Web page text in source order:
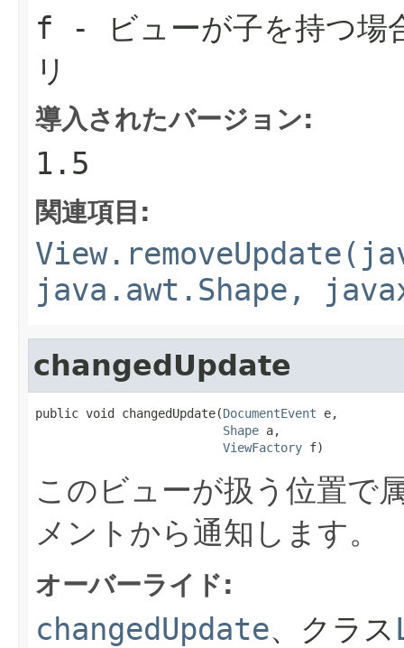
f - ビューが子を持つ場
リ
導入されたバージョン:
1.5
関連項目:
java.awt.Shape,
changedUpdate
public void changedUpdate(DocumentEvent e,
Shape a,
ViewFactory f)
このビューが扱う位置で
メントから通知します。
オーバーライド:
changedUpdate、クラス